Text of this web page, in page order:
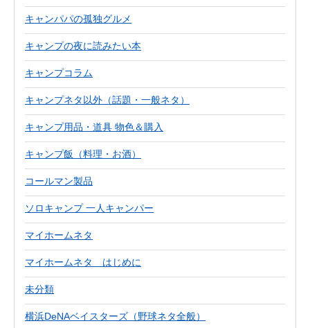
キャンパパの孤独グルメ
キャンプの夜に読みたい本
キャンプコラム
キャンプネタ以外（話題・一般ネタ）
キャンプ用品・道具 物色＆購入
キャンプ飯（料理・お酒）
コールマン製品
ソロキャンプ 一人キャンパー
マイホームネタ
マイホームネタ はじめに
未分類
横浜DeNAベイスターズ（野球ネタ全般）